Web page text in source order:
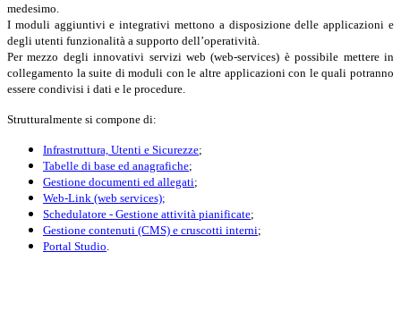
medesimo.
I moduli aggiuntivi e integrativi mettono a disposizione delle applicazioni e
degli utenti funzionalità a supporto dell’operatività.
Per mezzo degli innovativi servizi web (web-services) è possibile mettere in
collegamento la suite di moduli con le altre applicazioni con le quali potranno
essere condivisi i dati e le procedure.
Strutturalmente si compone di:
Infrastruttura, Utenti e Sicurezze;
Tabelle di base ed anagrafiche;
Gestione documenti ed allegati;
Web-Link (web services);
Schedulatore - Gestione attività pianificate;
Gestione contenuti (CMS) e cruscotti interni;
Portal Studio.